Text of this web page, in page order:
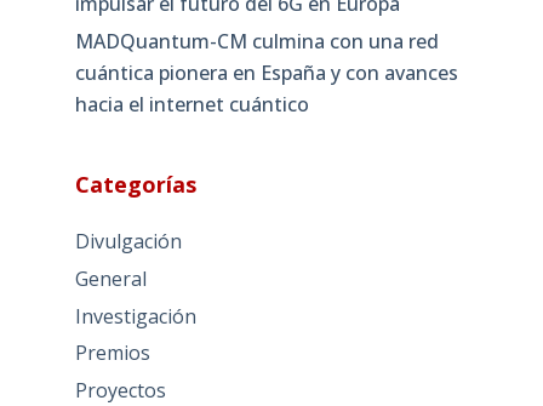
MADQuantum-CM culmina con una red
cuántica pionera en España y con avances
hacia el internet cuántico
Categorías
Divulgación
General
Investigación
Premios
Proyectos